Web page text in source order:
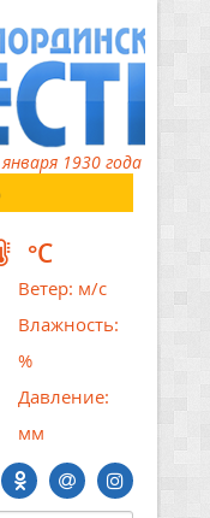
1930 года
°C
Ветер: м/с
Влажность:
%
Давление:
мм